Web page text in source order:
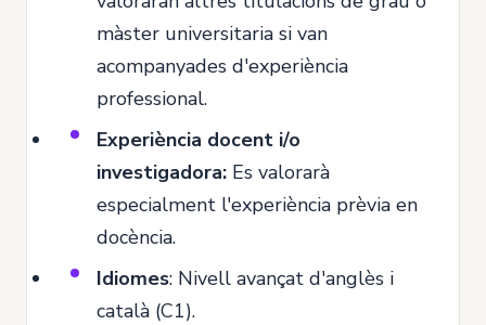
màster universitaria si van
acompanyades d'experiència
professional.
Experiència docent i/o
investigadora: Es valorarà
especialment l'experiència prèvia en
docència.
Idiomes: Nivell avançat d'anglès i
català (C1).